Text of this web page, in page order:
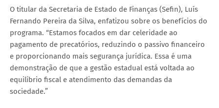
O titular da Secretaria de Estado de Finanças (Sefin), Luís
Fernando Pereira da Silva, enfatizou sobre os benefícios do
programa. “Estamos focados em dar celeridade ao
pagamento de precatórios, reduzindo o passivo financeiro
e proporcionando mais segurança jurídica. Essa é uma
demonstração de que a gestão estadual está voltada ao
equilíbrio fiscal e atendimento das demandas da
sociedade.”